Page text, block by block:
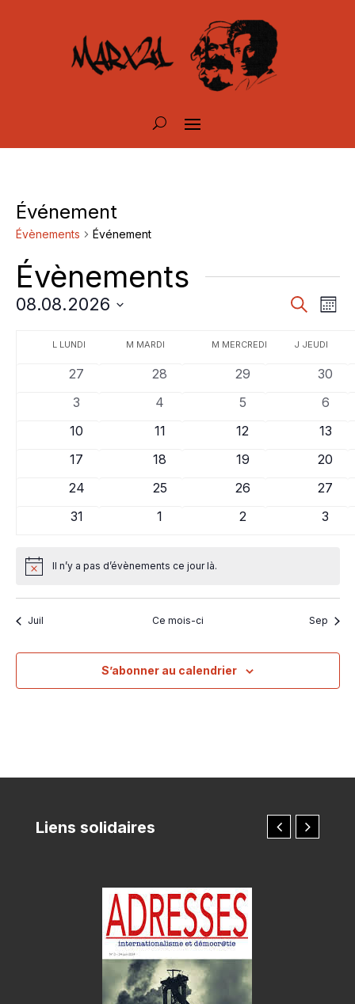
Événement
Évènements Événement
Évènements
et
de
vues
Recherche
Mois
08.08.2026
Calendrier
Évènements
L LUNDI M MARDI M MERCREDI J JEUDI
0
27
0
28
0
29
0
30
0
3
0
4
0
5
0
6
0
10
0
11
0
12
0
13
0
17
0
18
0
19
0
20
0
24
0
25
0
26
0
27
0
31
0
1
0
2
0
3
NoticeIl n’y a pas d’évènements ce jour là.
Juil Ce mois-ci Sep
S’abonner au calendrier
Liens solidaires